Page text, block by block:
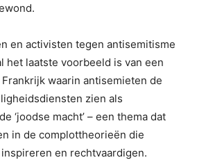
en activisten tegen antisemitisme
het laatste voorbeeld is van een
waarin antisemieten de
zien als
‘joodse macht’ – een thema dat
in de complottheorieën die
en rechtvaardigen.